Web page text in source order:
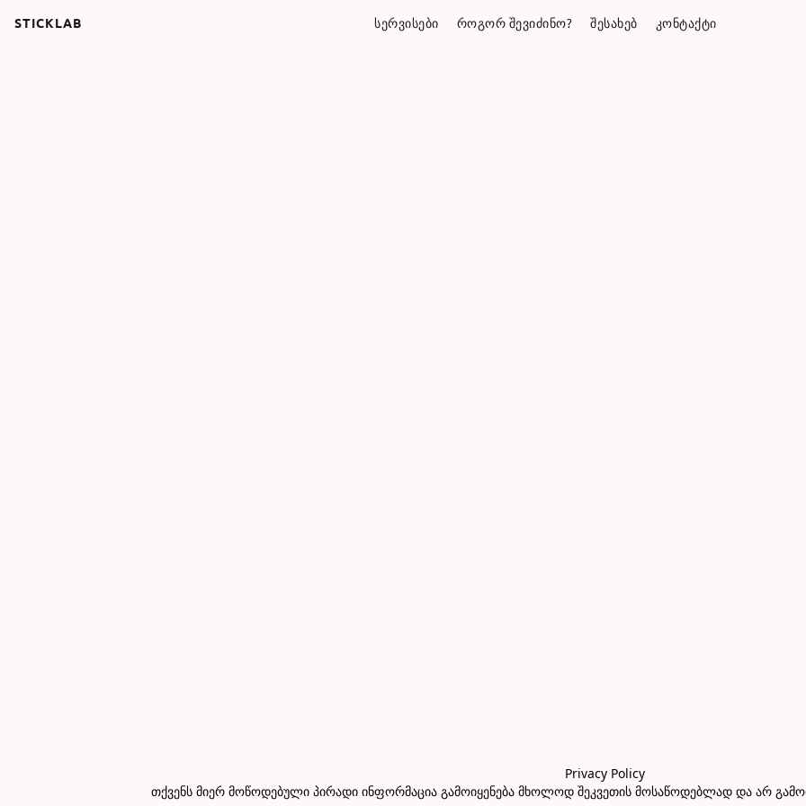
STICKLAB ᲡᲔᲠᲕᲘᲡᲔᲑᲘ ᲠᲝᲒᲝᲠ ᲨᲔᲕᲘᲫᲘᲜᲝ? ᲨᲔᲡᲐᲮᲔᲑ ᲙᲝᲜᲢᲐᲥᲢᲘ
Privacy Policy
თქვენს მიერ მოწოდებული პირადი ინფორმაცია გამოიყენება მხოლოდ შეკვეთის მოსაწოდებლად და არ